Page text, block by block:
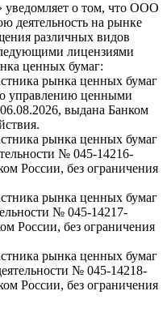
о том, что ООО
деятельность на рынке
различных видов
лицензиями
ценных бумаг:
рынка ценных бумаг
управлению ценными
выдана Банком
рынка ценных бумаг
№ 045-14216-
России, без ограничения
рынка ценных бумаг
№ 045-14217-
России, без ограничения
рынка ценных бумаг
№ 045-14218-
России, без ограничения